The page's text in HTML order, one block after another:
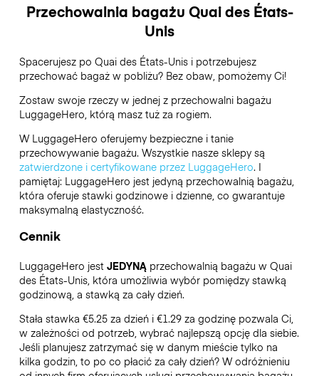
Przechowalnia bagażu Quai des États-
Unis
Spacerujesz po Quai des États-Unis i potrzebujesz
przechować bagaż w pobliżu? Bez obaw, pomożemy Ci!
Zostaw swoje rzeczy w jednej z przechowalni bagażu
LuggageHero, którą masz tuż za rogiem.
W LuggageHero oferujemy bezpieczne i tanie
przechowywanie bagażu. Wszystkie nasze sklepy są
zatwierdzone i certyfikowane przez LuggageHero. I
pamiętaj: LuggageHero jest jedyną przechowalnią bagażu,
która oferuje stawki godzinowe i dzienne, co gwarantuje
maksymalną elastyczność.
Cennik
LuggageHero jest JEDYNĄprzechowalnią bagażu w Quai
des États-Unis, która umożliwia wybór pomiędzy stawką
godzinową, a stawką za cały dzień.
Stała stawka €5.25 za dzień i €1.29 za godzinę pozwala Ci,
w zależności od potrzeb, wybrać najlepszą opcję dla siebie.
Jeśli planujesz zatrzymać się w danym mieście tylko na
kilka godzin, to po co płacić za cały dzień? W odróżnieniu